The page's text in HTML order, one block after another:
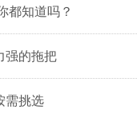
都知道吗？
强的拖把
需挑选